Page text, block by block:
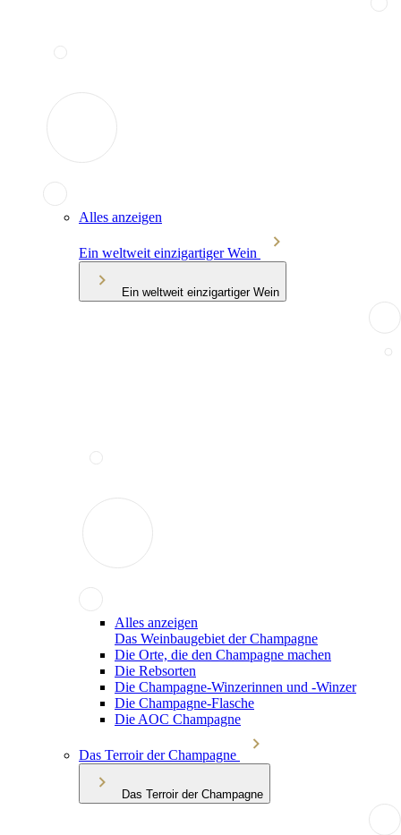
Alles anzeigen
Ein weltweit einzigartiger Wein
Ein weltweit einzigartiger Wein
Alles anzeigen
Das Weinbaugebiet der Champagne
Die Orte, die den Champagne machen
Die Rebsorten
Die Champagne-Winzerinnen und -Winzer
Die Champagne-Flasche
Die AOC Champagne
Das Terroir der Champagne
Das Terroir der Champagne